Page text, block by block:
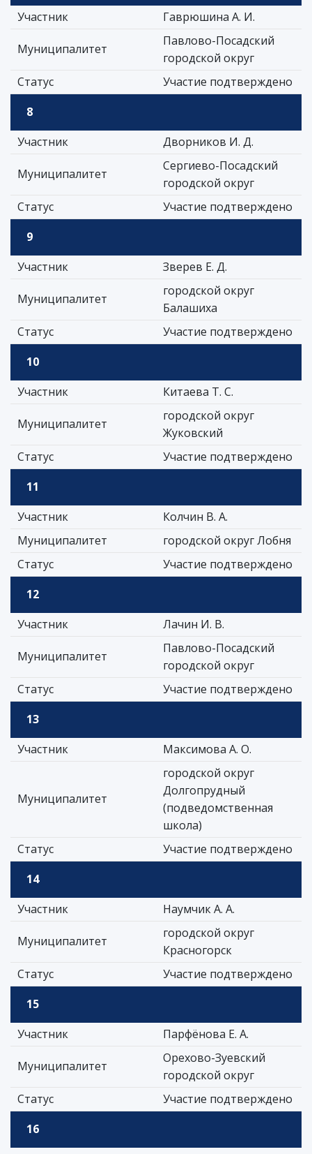
Участник
Гаврюшина А. И.
Муниципалитет
Павлово-Посадский
городской округ
Статус
Участие подтверждено
8
Участник
Дворников И. Д.
Муниципалитет
Сергиево-Посадский
городской округ
Статус
Участие подтверждено
9
Участник
Зверев Е. Д.
Муниципалитет
городской округ
Балашиха
Статус
Участие подтверждено
10
Участник
Китаева Т. С.
Муниципалитет
городской округ
Жуковский
Статус
Участие подтверждено
11
Участник
Колчин В. А.
Муниципалитет
городской округ Лобня
Статус
Участие подтверждено
12
Участник
Лачин И. В.
Муниципалитет
Павлово-Посадский
городской округ
Статус
Участие подтверждено
13
Участник
Максимова А. О.
Муниципалитет
городской округ
Долгопрудный
(подведомственная
школа)
Статус
Участие подтверждено
14
Участник
Наумчик А. А.
Муниципалитет
городской округ
Красногорск
Статус
Участие подтверждено
15
Участник
Парфёнова Е. А.
Муниципалитет
Орехово-Зуевский
городской округ
Статус
Участие подтверждено
16